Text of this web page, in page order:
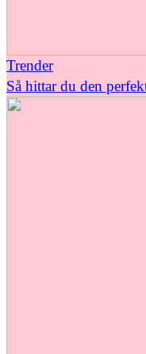
Trender
Så hittar du den